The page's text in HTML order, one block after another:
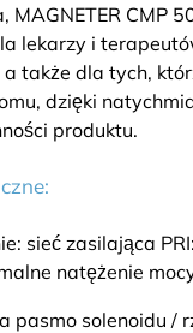
MAGNETER CMP
lekarzy i
także dla tych,
dzięki
produktu.
sieć zasilająca
natężenie
pasmo solenoidu /